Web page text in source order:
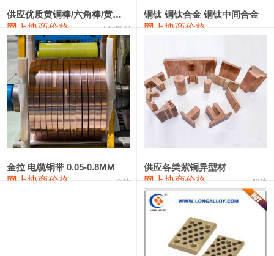
金属硅3303#-2202# 10,400—14,200 12,300 0
漆包线 111,970—115,970 113,970
磷铜合金 110,800—117,600 114,200 400
无氧铜丝(硬) 109,710—110,010 109,860
R410A专用紫铜管 113,700—113,700
铸造铝合金锭(A380） 26,300—26,500 26,400 100
100
24,400
供应优质黄铜棒/六角棒/黄铜方板
网上协商价格 十堰同创
铜钛 铜钛合金 铜钛中间合金
网上协商价格
金拉 电缆铜带 0.05-0.8MM
网上协商价格 金拉
供应各类紫铜异型材
网上协商价格 骏达